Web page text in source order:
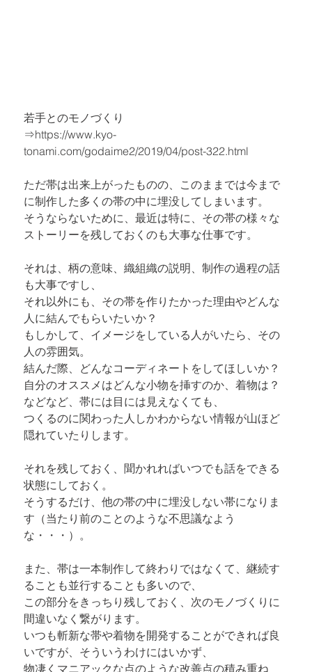
若手とのモノづくり
⇒https://www.kyo-
tonami.com/godaime2/2019/04/post-322.html
ただ帯は出来上がったものの、このままでは今まで
に制作した多くの帯の中に埋没してしまいます。
そうならないために、最近は特に、その帯の様々な
ストーリーを残しておくのも大事な仕事です。
それは、柄の意味、織組織の説明、制作の過程の話
も大事ですし、
それ以外にも、その帯を作りたかった理由やどんな
人に結んでもらいたいか？
もしかして、イメージをしている人がいたら、その
人の雰囲気。
結んだ際、どんなコーディネートをしてほしいか？
自分のオススメはどんな小物を挿すのか、着物は？
などなど、帯には目には見えなくても、
つくるのに関わった人しかわからない情報が山ほど
隠れていたりします。
それを残しておく、聞かれればいつでも話をできる
状態にしておく。
そうするだけ、他の帯の中に埋没しない帯になりま
す（当たり前のことのような不思議なよう
な・・・）。
また、帯は一本制作して終わりではなくて、継続す
ることも並行することも多いので、
この部分をきっちり残しておく、次のモノづくりに
間違いなく繋がります。
いつも斬新な帯や着物を開発することができれば良
いですが、そういうわけにはいかず、
物凄くマニアックな点のような改善点の積み重ね